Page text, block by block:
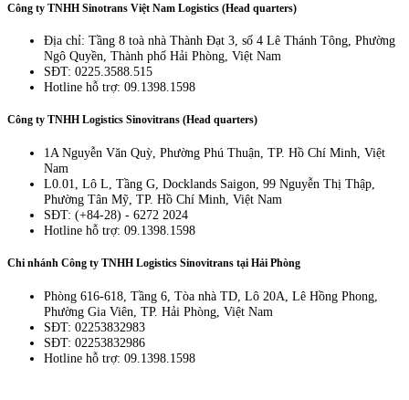
Công ty TNHH Sinotrans Việt Nam Logistics (Head quarters)
Địa chỉ: Tầng 8 toà nhà Thành Đạt 3, số 4 Lê Thánh Tông, Phường
Ngô Quyền, Thành phố Hải Phòng, Việt Nam
SĐT: 0225.3588.515
Hotline hỗ trợ: 09.1398.1598
Công ty TNHH Logistics Sinovitrans (Head quarters)
1A Nguyễn Văn Quỳ, Phường Phú Thuận, TP. Hồ Chí Minh, Việt
Nam
L0.01, Lô L, Tầng G, Docklands Saigon, 99 Nguyễn Thị Thập,
Phường Tân Mỹ, TP. Hồ Chí Minh, Việt Nam
SĐT: (+84-28) - 6272 2024
Hotline hỗ trợ: 09.1398.1598
Chi nhánh Công ty TNHH Logistics Sinovitrans tại Hải Phòng
Phòng 616-618, Tầng 6, Tòa nhà TD, Lô 20A, Lê Hồng Phong,
Phường Gia Viên, TP. Hải Phòng, Việt Nam
SĐT: 02253832983
SĐT: 02253832986
Hotline hỗ trợ: 09.1398.1598